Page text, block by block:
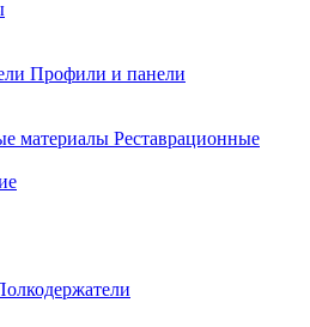
Профили и панели
Реставрационные